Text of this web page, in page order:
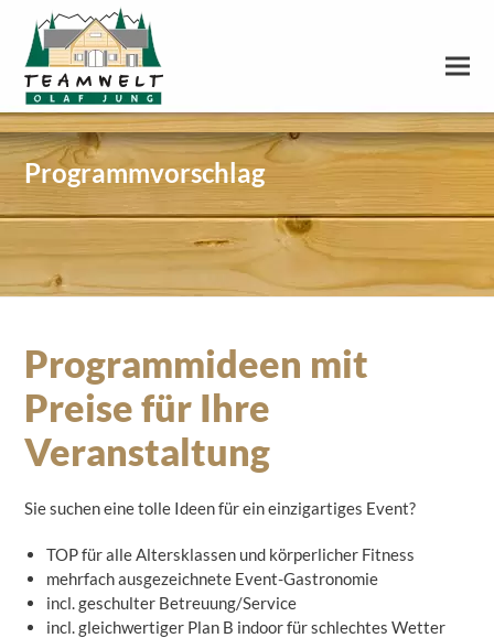
Programmvorschlag
Programmideen mit
Preise für Ihre
Veranstaltung
Sie suchen eine tolle Ideen für ein einzigartiges Event?
TOP für alle Altersklassen und körperlicher Fitness
mehrfach ausgezeichnete Event-Gastronomie
incl. geschulter Betreuung/Service
incl. gleichwertiger Plan B indoor für schlechtes Wetter